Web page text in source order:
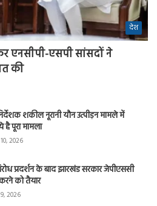
देश
एनसीपी-एसपी सांसदों ने
की
शकील नूरानी यौन उत्पीड़न मामले में
है पूरा मामला
2026
प्रदर्शन के बाद झारखंड सरकार जेपीएससी
करने को तैयार
2026